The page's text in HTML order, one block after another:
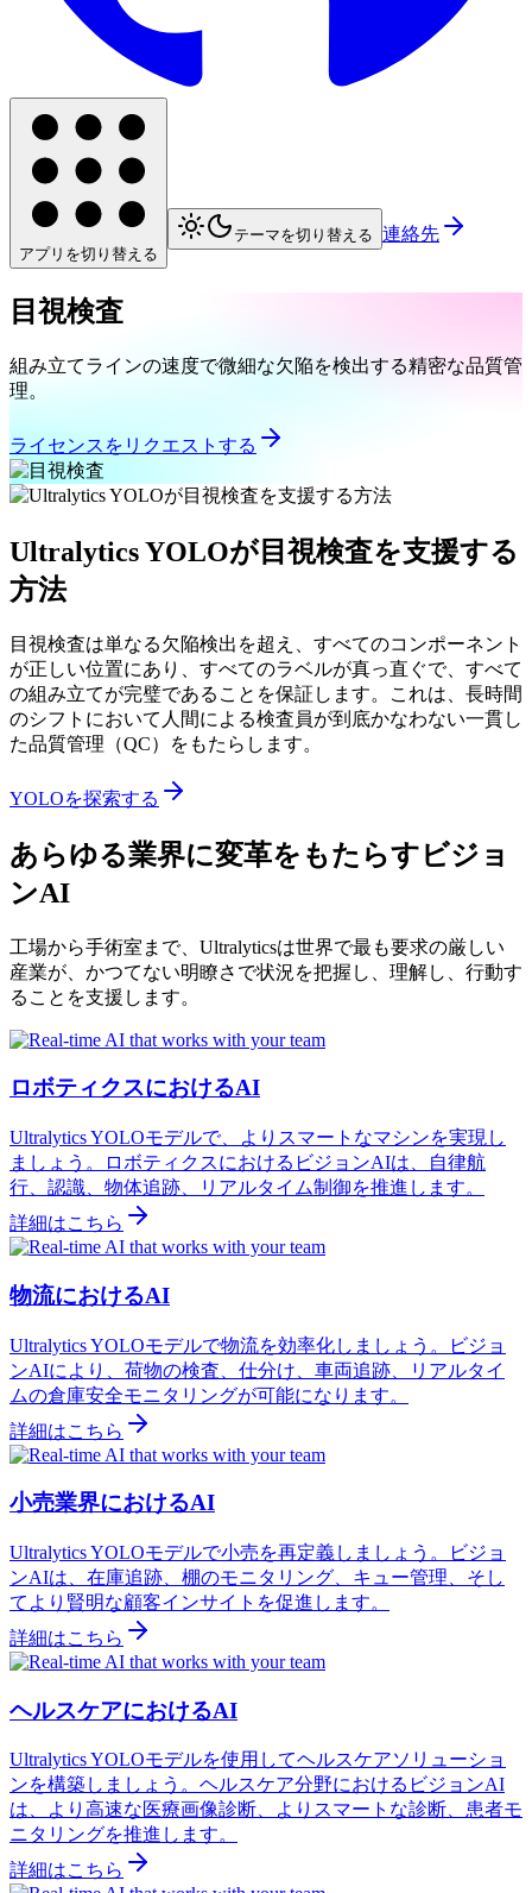
アプリを切り替える
テーマを切り替える 連絡先
目視検査
組み立てラインの速度で微細な欠陥を検出する精密な品質管
理。
ライセンスをリクエストする
Ultralytics YOLOが目視検査を支援する
方法
目視検査は単なる欠陥検出を超え、すべてのコンポーネント
が正しい位置にあり、すべてのラベルが真っ直ぐで、すべて
の組み立てが完璧であることを保証します。これは、長時間
のシフトにおいて人間による検査員が到底かなわない一貫し
た品質管理（QC）をもたらします。
YOLOを探索する
あらゆる業界に変革をもたらすビジョ
ンAI
工場から手術室まで、Ultralyticsは世界で最も要求の厳しい
産業が、かつてない明瞭さで状況を把握し、理解し、行動す
ることを支援します。
ロボティクスにおけるAI
Ultralytics YOLOモデルで、よりスマートなマシンを実現し
ましょう。ロボティクスにおけるビジョンAIは、自律航
行、認識、物体追跡、リアルタイム制御を推進します。
詳細はこちら
物流におけるAI
Ultralytics YOLOモデルで物流を効率化しましょう。ビジョ
ンAIにより、荷物の検査、仕分け、車両追跡、リアルタイ
ムの倉庫安全モニタリングが可能になります。
詳細はこちら
小売業界におけるAI
Ultralytics YOLOモデルで小売を再定義しましょう。ビジョ
ンAIは、在庫追跡、棚のモニタリング、キュー管理、そし
てより賢明な顧客インサイトを促進します。
詳細はこちら
ヘルスケアにおけるAI
Ultralytics YOLOモデルを使用してヘルスケアソリューショ
ンを構築しましょう。ヘルスケア分野におけるビジョンAI
は、より高速な医療画像診断、よりスマートな診断、患者モ
ニタリングを推進します。
詳細はこちら